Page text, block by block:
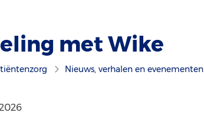
met Wike
Nieuws, verhalen en evenementen